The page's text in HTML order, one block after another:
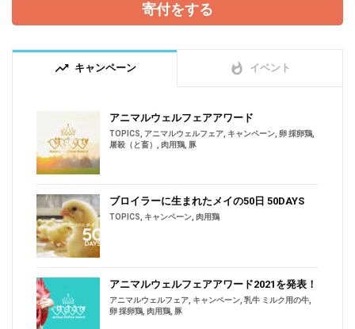
寄付をする
trending_up キャンペーン whatshot イベント
アニマルウェルフェアアワード
TOPICS アニマルウェルフェア キャンペーン 卵 採卵鶏
屠殺（と畜）
肉用鶏 豚
ブロイラーに生まれたメイの50日 50DAYS
TOPICS キャンペーン 肉用鶏
アニマルウェルフェアアワード2021を発表！
アニマルウェルフェア キャンペーン 乳牛 ミルク用の牛
卵 採卵鶏 肉用鶏 豚